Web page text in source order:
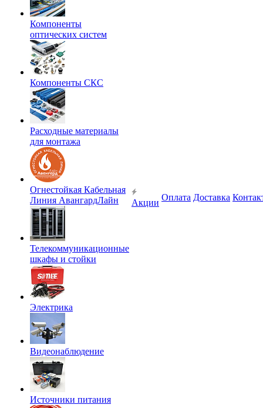
Компоненты
оптических систем
Компоненты СКС
Расходные материалы
для монтажа
Огнестойкая Кабельная
Линия АвангардЛайн
Телекоммуникационные
шкафы и стойки
Электрика
Видеонаблюдение
Источники питания
Акции
Оплата Доставка